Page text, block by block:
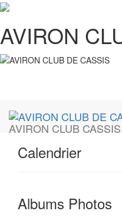
AVIRON
AVIRON CLUB CASSIS
Calendrier
Albums Photos